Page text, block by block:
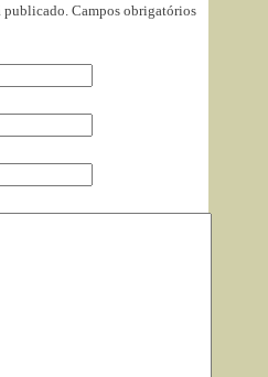
publicado. Campos obrigatórios